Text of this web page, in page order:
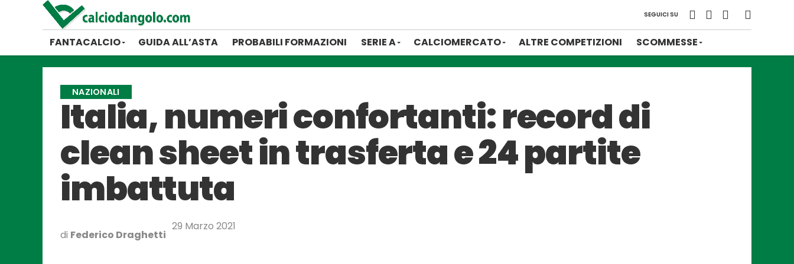
SEGUICI SU
FANTACALCIO GUIDA ALL’ASTA PROBABILI FORMAZIONI SERIE A CALCIOMERCATO ALTRE COMPETIZIONI SCOMMESSE
NAZIONALI
Italia, numeri confortanti: record di
clean sheet in trasferta e 24 partite
imbattuta
di Federico Draghetti
29 Marzo 2021